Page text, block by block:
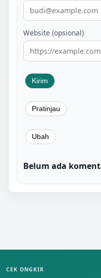
Website (opsional)
Belum ada
CEK ONGKIR